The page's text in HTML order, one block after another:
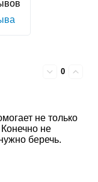
0
не только
не
беречь.